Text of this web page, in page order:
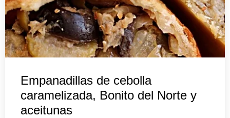
Empanadillas de cebolla
caramelizada, Bonito del Norte y
aceitunas